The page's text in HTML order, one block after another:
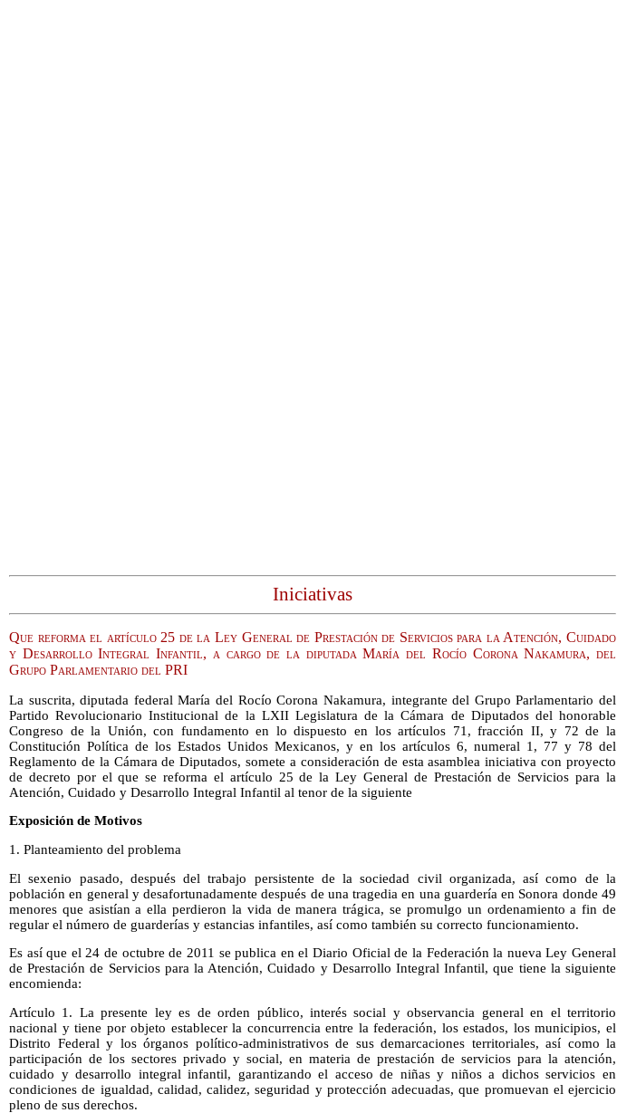
Iniciativas
Que reforma el artículo 25 de la Ley General de Prestación de Servicios para la Atención, Cuidado
y Desarrollo Integral Infantil, a cargo de la diputada María del Rocío Corona Nakamura, del
Grupo Parlamentario del PRI
La suscrita, diputada federal María del Rocío Corona Nakamura, integrante del Grupo Parlamentario del
Partido Revolucionario Institucional de la LXII Legislatura de la Cámara de Diputados del honorable
Congreso de la Unión, con fundamento en lo dispuesto en los artículos 71, fracción II, y 72 de la
Constitución Política de los Estados Unidos Mexicanos, y en los artículos 6, numeral 1, 77 y 78 del
Reglamento de la Cámara de Diputados, somete a consideración de esta asamblea iniciativa con proyecto
de decreto por el que se reforma el artículo 25 de la Ley General de Prestación de Servicios para la
Atención, Cuidado y Desarrollo Integral Infantil al tenor de la siguiente
Exposición de Motivos
1. Planteamiento del problema
El sexenio pasado, después del trabajo persistente de la sociedad civil organizada, así como de la
población en general y desafortunadamente después de una tragedia en una guardería en Sonora donde 49
menores que asistían a ella perdieron la vida de manera trágica, se promulgo un ordenamiento a fin de
regular el número de guarderías y estancias infantiles, así como también su correcto funcionamiento.
Es así que el 24 de octubre de 2011 se publica en el Diario Oficial de la Federación la nueva Ley General
de Prestación de Servicios para la Atención, Cuidado y Desarrollo Integral Infantil, que tiene la siguiente
encomienda:
Artículo 1. La presente ley es de orden público, interés social y observancia general en el territorio
nacional y tiene por objeto establecer la concurrencia entre la federación, los estados, los municipios, el
Distrito Federal y los órganos político-administrativos de sus demarcaciones territoriales, así como la
participación de los sectores privado y social, en materia de prestación de servicios para la atención,
cuidado y desarrollo integral infantil, garantizando el acceso de niñas y niños a dichos servicios en
condiciones de igualdad, calidad, calidez, seguridad y protección adecuadas, que promuevan el ejercicio
pleno de sus derechos.